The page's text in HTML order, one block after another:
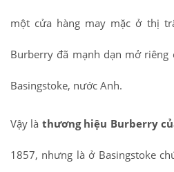
một cửa hàng may mặc ở thị
Burberry đã mạnh dạn mở
Basingstoke, nước Anh.
Vậy là thương hiệu Burberry
1857, nhưng là ở Basingstoke